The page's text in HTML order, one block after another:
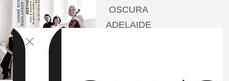
OSCURA
ADELAIDE